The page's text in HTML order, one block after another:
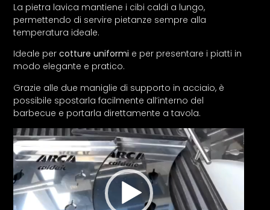
La pietra lavica mantiene i cibi caldi a lungo,
permettendo di servire pietanze sempre alla
temperatura ideale.
Ideale percotture uniformi e per presentare i piatti in
modo elegante e pratico.
Grazie alle due maniglie di supporto in acciaio, è
possibile spostarla facilmente all’interno del
barbecue e portarla direttamente a tavola.
Video
Player